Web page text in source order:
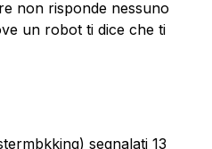
non risponde nessuno
un robot ti dice che ti
segnalati 13